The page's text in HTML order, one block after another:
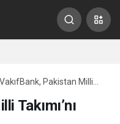
VakıfBank, Pakistan Milli
Takımı’nı
0 Paylaş